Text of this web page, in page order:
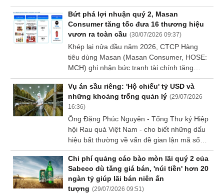
heo hơi đi xuống. Đây cũng là quý thứ 4 liên
tiếp Doanh nghiệp thu hẹp lợi nhuận.
Bứt phá lợi nhuận quý 2, Masan
Consumer tăng tốc đưa 16 thương hiệu
vươn ra toàn cầu (30/07/2026 09:37)
Khép lại nửa đầu năm 2026, CTCP Hàng
tiêu dùng Masan (Masan Consumer, HOSE:
MCH) ghi nhận bức tranh tài chính tăng
trưởng, tạo tiền đề cho cổ phiếu MCH chính
thức lọt rổ VN30 vào tháng 8/2026. Dựa trên
đà tăng của các ngành hàng cốt lõi, Ban
lãnh đạo Công ty đặt mục tiêu chiếm lĩnh thị
phần nội địa trong nửa cuối năm, đồng thời
dồn lực hiện thực hóa khát vọng mang 16
thương hiệu tỷ USD chinh phục 8 tỷ người
tiêu dùng thế giới.
Vụ án sầu riêng: 'Hộ chiếu' tỷ USD và
những khoảng trống quản lý (29/07/2026
16:36)
Ông Đặng Phúc Nguyên - Tổng Thư ký Hiệp
hội Rau quả Việt Nam - cho biết những dấu
hiệu bất thường về vấn đề gian lận mã số
vùng trồng, mã số cơ sở đóng gói đã xuất
hiện ngay từ khi sầu riêng bắt đầu xuất khẩu
chính ngạch.
Chi phí quảng cáo bào mòn lãi quý 2 của
Sabeco dù tăng giá bán, 'núi tiền' hơn 20
ngàn tỷ giúp lãi bán niên ấn
tượng (29/07/2026 09:51)
Truyền
thông
Dữ
liệu
tài